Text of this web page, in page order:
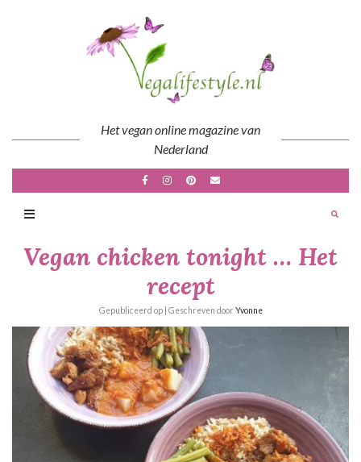
Het vegan online magazine van
Nederland
Vegan chicken tonight … Het
recept
Gepubliceerd op | Geschreven door Yvonne